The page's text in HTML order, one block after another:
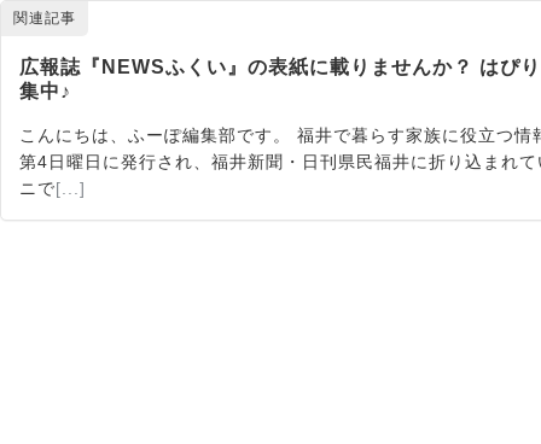
関連記事
広報誌『NEWSふくい』の表紙に載りませんか？ はぴ
集中♪
こんにちは、ふーぽ編集部です。 福井で暮らす家族に役立つ
第4日曜日に発行され、福井新聞・日刊県民福井に折り込まれ
ニで[...]